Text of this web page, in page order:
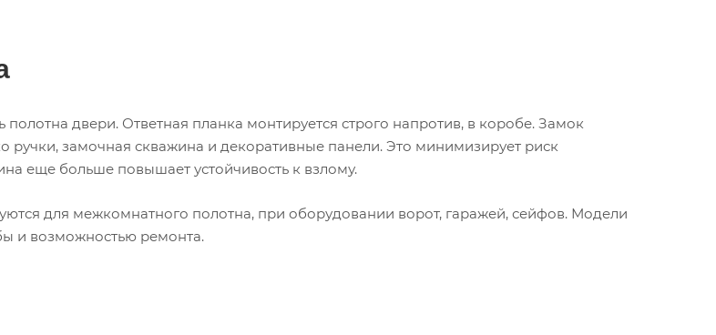
полотна двери. Ответная планка монтируется строго напротив, в коробе. Замок
ручки, замочная скважина и декоративные панели. Это минимизирует риск
еще больше повышает устойчивость к взлому.
для межкомнатного полотна, при оборудовании ворот, гаражей, сейфов. Модели
и возможностью ремонта.